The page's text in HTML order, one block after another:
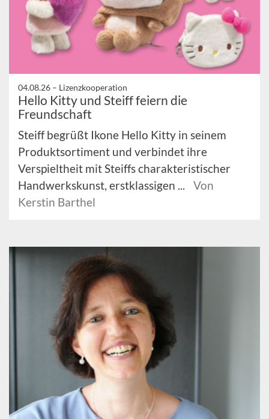
04.08.26 – Lizenzkooperation
Hello Kitty und Steiff feiern die
Freundschaft
Steiff begrüßt Ikone Hello Kitty in seinem
Produktsortiment und verbindet ihre
Verspieltheit mit Steiffs charakteristischer
Handwerkskunst, erstklassigen ...
Von
Kerstin Barthel